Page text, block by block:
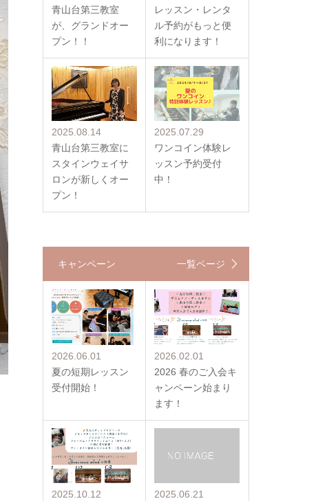
青山台第三教室
が、グランドオー
プン！！
レッスン・レンタ
ル予約がもっと便
利になります！
2025.08.14
青山台第三教室に
スタインウェイサ
ロンが新しくオー
プン！
2025.07.29
ワンコイン体験レ
ッスン予約受付
中！
キャンペーン 一覧ページ
2026.06.01
夏の短期レッスン
受付開始！
2026.02.01
2026 春のご入会キ
ャンペーン始まり
ます！
2025.10.12
2025.06.21